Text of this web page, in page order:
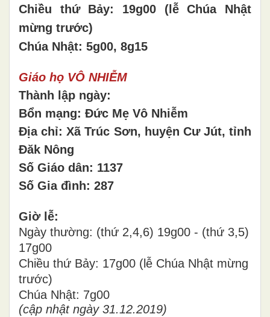
Chiều thứ Bảy: 19g00 (lễ Chúa Nhật
mừng trước)
Chúa Nhật: 5g00, 8g15
Giáo họ VÔ NHIỄM
Thành lập ngày:
Bổn mạng: Đức Mẹ Vô Nhiễm
Địa chỉ: Xã Trúc Sơn, huyện Cư Jút, tỉnh
Đăk Nông
Số Giáo dân: 1137
Số Gia đình: 287
Giờ lễ:
Ngày thường: (thứ 2,4,6) 19g00 - (thứ 3,5)
17g00
Chiều thứ Bảy: 17g00 (lễ Chúa Nhật mừng
trước)
Chúa Nhật: 7g00
(cập nhật ngày 31.12.2019)